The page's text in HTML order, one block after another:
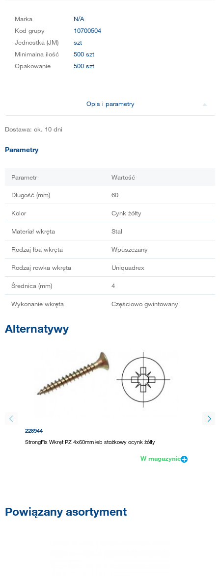
Marka
N/A
Kod grupy
10700504
Jednostka (JM)
szt
Minimalna ilość
500 szt
Opakowanie
500 szt
Opis i parametry
Dostawa: ok. 10 dni
Parametry
Parametr Wartość
Długość (mm) 60
Kolor Cynk żółty
Materiał wkręta Stal
Rodzaj łba wkręta Wpuszczany
Rodzaj rowka wkręta Uniquadrex
Średnica (mm) 4
Wykonanie wkręta Częściowo gwintowany
Alternatywy
228944
StrongFix Wkręt PZ 4x60mm łeb stożkowy ocynk żółty
W magazynie
Powiązany asortyment